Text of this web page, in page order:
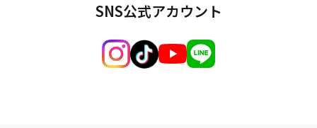
SNS公式アカウント